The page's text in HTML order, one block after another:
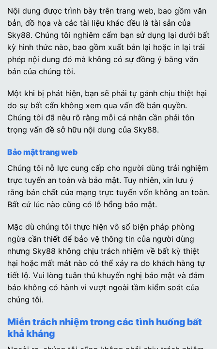
Nội dung được trình bày trên trang web, bao gồm văn
bản, đồ họa và các tài liệu khác đều là tài sản của
Sky88. Chúng tôi nghiêm cấm bạn sử dụng lại dưới bất
kỳ hình thức nào, bao gồm xuất bản lại hoặc in lại trái
phép nội dung đó mà không có sự đồng ý bằng văn
bản của chúng tôi.
Một khi bị phát hiện, bạn sẽ phải tự gánh chịu thiệt hại
do sự bất cẩn không xem qua vấn đề bản quyền.
Chúng tôi đã nêu rõ rằng mỗi cá nhân cần phải tôn
trọng vấn đề sở hữu nội dung của Sky88.
Bảo mật trang web
Chúng tôi nỗ lực cung cấp cho người dùng trải nghiệm
trực tuyến an toàn và bảo mật. Tuy nhiên, xin lưu ý
rằng bản chất của mạng trực tuyến vốn không an toàn.
Bất cứ lúc nào cũng có lỗ hổng bảo mật.
Mặc dù chúng tôi thực hiện vô số biện pháp phòng
ngừa cần thiết để bảo vệ thông tin của người dùng
nhưng Sky88 không chịu trách nhiệm về bất kỳ thiệt
hại hoặc mất mát nào có thể xảy ra do khách hàng tự
tiết lộ. Vui lòng tuân thủ khuyến nghị bảo mật và đảm
bảo không có hành vi vượt ngoài tầm kiểm soát của
chúng tôi.
Miễn trách nhiệm trong các tình huống bất
khả kháng